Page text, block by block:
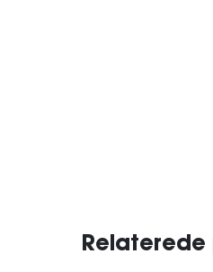
Relaterede